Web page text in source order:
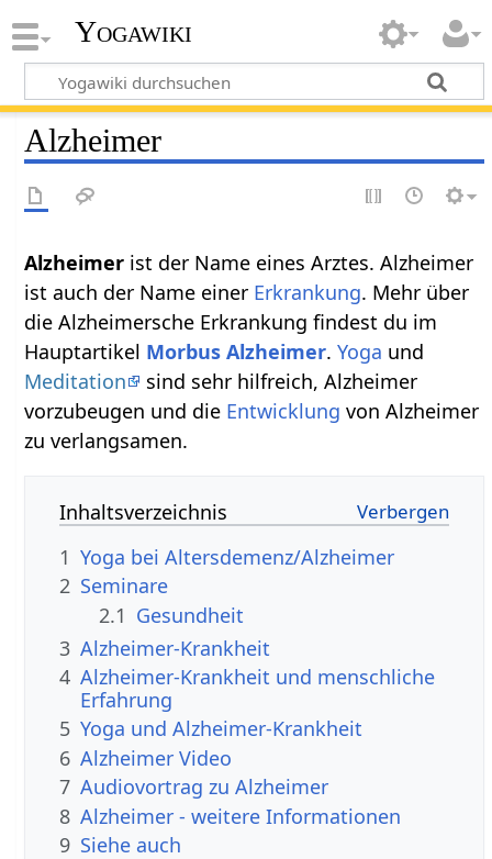
Yogawiki
Alzheimer
Alzheimer ist der Name eines Arztes. Alzheimer
ist auch der Name einer Erkrankung. Mehr über
die Alzheimersche Erkrankung findest du im
Hauptartikel Morbus Alzheimer.Yoga und
Meditation
sind sehr hilfreich, Alzheimer
vorzubeugen und die Entwicklung von Alzheimer
zu verlangsamen.
Inhaltsverzeichnis
1 Yoga bei Altersdemenz/Alzheimer
2 Seminare
2.1 Gesundheit
3 Alzheimer-Krankheit
4 Alzheimer-Krankheit und menschliche
Erfahrung
5 Yoga und Alzheimer-Krankheit
6 Alzheimer Video
7 Audiovortrag zu Alzheimer
8 Alzheimer - weitere Informationen
9 Siehe auch